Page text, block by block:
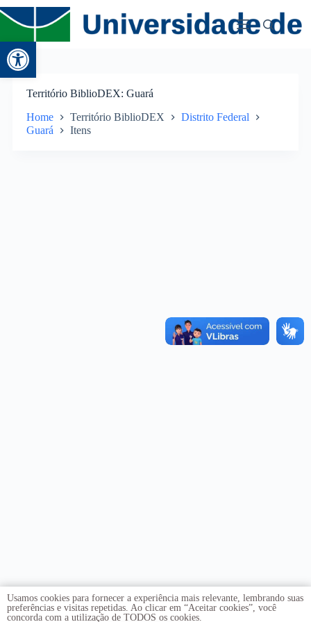
Abrir a barra de ferramentas
Território BiblioDEX Guará
Home Território BiblioDEX
Distrito Federal
Guará
Itens
Usamos cookies para fornecer a experiência mais relevante, lembrando suas
preferências e visitas repetidas. Ao clicar em “Aceitar cookies”, você
concorda com a utilização de TODOS os cookies.